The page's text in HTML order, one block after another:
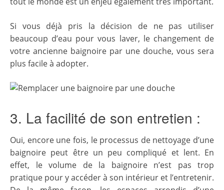
Si vous déjà pris la décision de ne pas utiliser
beaucoup d’eau pour vous laver, le changement de
votre ancienne baignoire par une douche, vous sera
plus facile à adopter.
3. La facilité de son entretien :
Oui, encore une fois, le processus de nettoyage d’une
baignoire peut être un peu compliqué et lent. En
effet, le volume de la baignoire n’est pas trop
pratique pour y accéder à son intérieur et l’entretenir.